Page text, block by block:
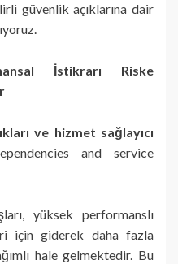
güvenlik açıklarına dair
İstikrarı Riske
ve hizmet sağlayıcı
and service
yüksek performanslı
için giderek daha fazla
hale gelmektedir. Bu